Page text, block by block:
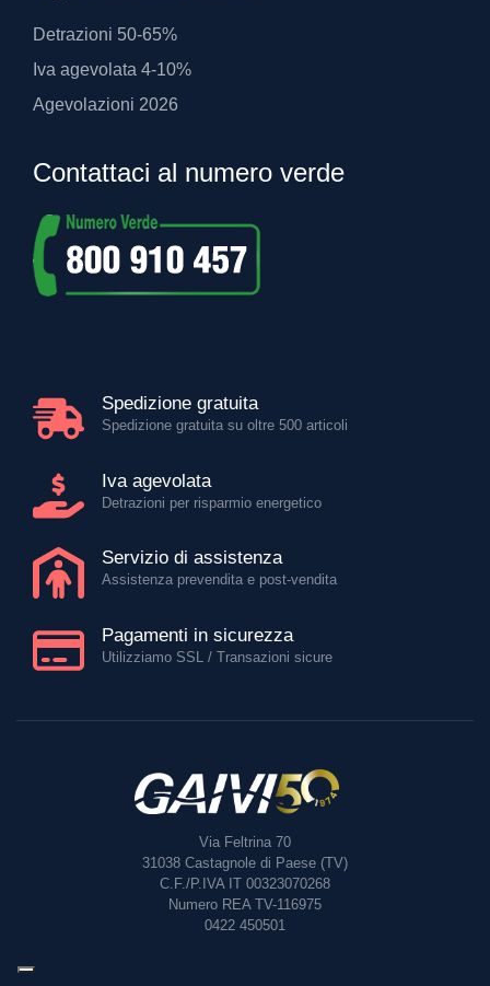
Detrazioni 50-65%
Iva agevolata 4-10%
Agevolazioni 2026
Contattaci al numero verde
Spedizione gratuita
Spedizione gratuita su oltre 500 articoli
Iva agevolata
Detrazioni per risparmio energetico
Servizio di assistenza
Assistenza prevendita e post-vendita
Pagamenti in sicurezza
Utilizziamo SSL / Transazioni sicure
Via Feltrina 70
31038 Castagnole di Paese (TV)
C.F./P.IVA IT 00323070268
Numero REA TV-116975
0422 450501